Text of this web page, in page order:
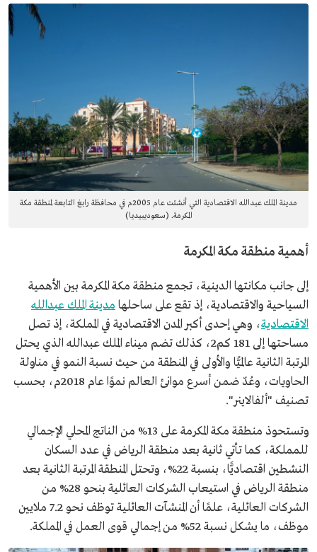
مدينة الملك عبدالله الاقتصادية التي أنشئت عام 2005م في محافظة رابغ التابعة لمنطقة مكة
المكرمة. (سعوديبيديا)
أهمية منطقة مكة المكرمة
إلى جانب مكانتها الدينية، تجمع منطقة مكة المكرمة بين الأهمية
السياحية والاقتصادية، إذ تقع على ساحلها مدينة الملك عبدالله
الاقتصادية، وهي إحدى أكبر المدن الاقتصادية في المملكة، إذ تصل
مساحتها إلى 181 كم2، كذلك تضم ميناء الملك عبدالله الذي يحتل
المرتبة الثانية عالميًّا والأولى في المنطقة من حيث نسبة النمو في مناولة
الحاويات، وعُدّ ضمن أسرع موانئ العالم نموًا عام 2018م، بحسب
تصنيف "ألفالاينر".
وتستحوذ منطقة مكة المكرمة على 13% من الناتج المحلي الإجمالي
للمملكة، كما تأتي ثانية بعد منطقة الرياض في عدد السكان
النشطين اقتصاديًّا، بنسبة 22%، وتحتل المنطقة المرتبة الثانية بعد
منطقة الرياض في استيعاب الشركات العائلية بنحو 28% من
الشركات العائلية، علمًا أن المنشآت العائلية توظف نحو 7.2 ملايين
موظف، ما يشكل نسبة 52% من إجمالي قوى العمل في المملكة.